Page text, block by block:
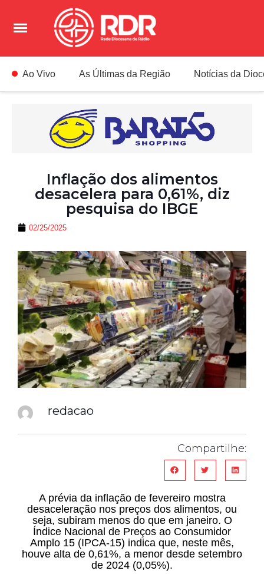
Ao Vivo As Últimas da Região Notícias da
Inflação dos alimentos
desacelera para 0,61%, diz
pesquisa do IBGE
02/25/2025
redacao
Compartilhe:
A prévia da inflação de fevereiro mostra
desaceleração nos preços dos alimentos, ou
seja, subiram menos do que em janeiro. O
Índice Nacional de Preços ao Consumidor
Amplo 15 (IPCA-15) indica que, neste mês,
houve alta de 0,61%, a menor desde setembro
de 2024 (0,05%).